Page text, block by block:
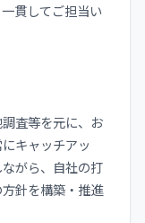
貫してご担当い
査等を元に、お
キャッチアッ
がら、自社の打
針を構築・推進